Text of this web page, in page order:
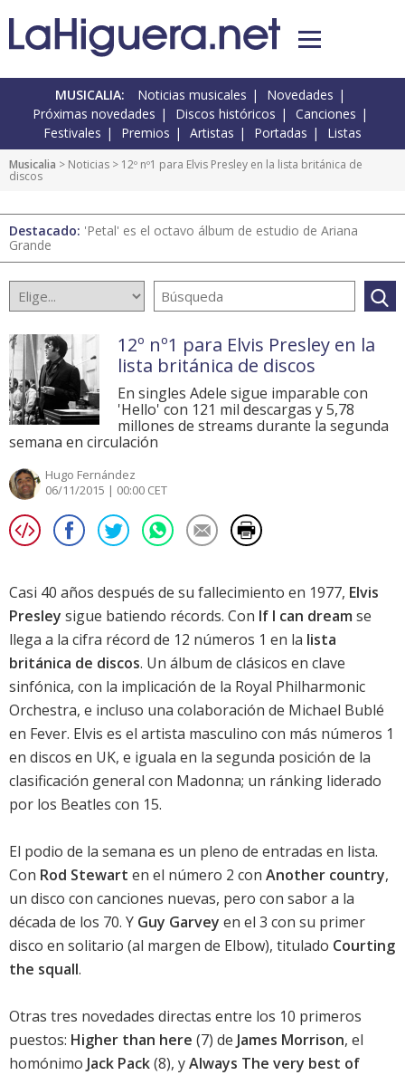
MUSICALIA: Noticias musicales
Novedades
Próximas novedades
Discos históricos
Canciones
Festivales
Premios Artistas Portadas Listas
Musicalia > Noticias > 12º nº1 para Elvis Presley en la lista británica de
discos
Destacado: 'Petal' es el octavo álbum de estudio de Ariana
Grande
12º nº1 para Elvis Presley en la
lista británica de discos
En singles Adele sigue imparable con
'Hello' con 121 mil descargas y 5,78
millones de streams durante la segunda
semana en circulación
Hugo Fernández
06/11/2015 | 00:00 CET
Casi 40 años después de su fallecimiento en 1977, Elvis
Presley sigue batiendo récords. Con If I can dream se
llega a la cifra récord de 12 números 1 en la lista
británica de discos. Un álbum de clásicos en clave
sinfónica, con la implicación de la Royal Philharmonic
Orchestra, e incluso una colaboración de Michael Bublé
en Fever. Elvis es el artista masculino con más números 1
en discos en UK, e iguala en la segunda posición de la
clasificación general con Madonna; un ránking liderado
por los Beatles con 15.
El podio de la semana es un pleno de entradas en lista.
Con Rod Stewart en el número 2 con Another country,
un disco con canciones nuevas, pero con sabor a la
década de los 70. Y Guy Garvey en el 3 con su primer
disco en solitario (al margen de Elbow), titulado Courting
the squall.
Otras tres novedades directas entre los 10 primeros
puestos: Higher than here (7) de James Morrison, el
homónimo Jack Pack(8), yAlways The very best of